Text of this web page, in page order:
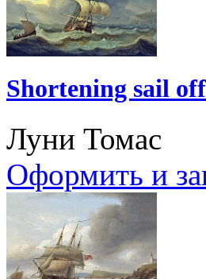
Shortening sail
Луни Томас
Оформить и